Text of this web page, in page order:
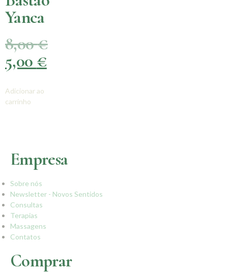
Yanca
8,00€
5,00 €
Adicionar ao
carrinho
Empresa
Sobre nós
Newsletter - Novos Sentidos
Consultas
Terapias
Massagens
Contatos
Comprar